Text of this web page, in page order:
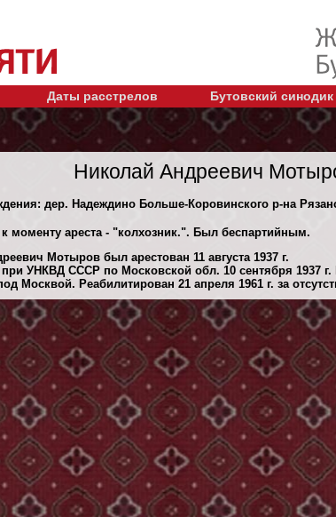
Даты расстрелов Бутовский синодик
Николай Андреевич
дер. Надеждино Больше-Коровинского р-на
моменту ареста - "колхозник.". Был беспартийным.
Мотыров был арестован 11 августа 1937 г.
УНКВД СССР по Московской обл. 10 сентября 1937 г.
Москвой. Реабилитирован 21 апреля 1961 г. за